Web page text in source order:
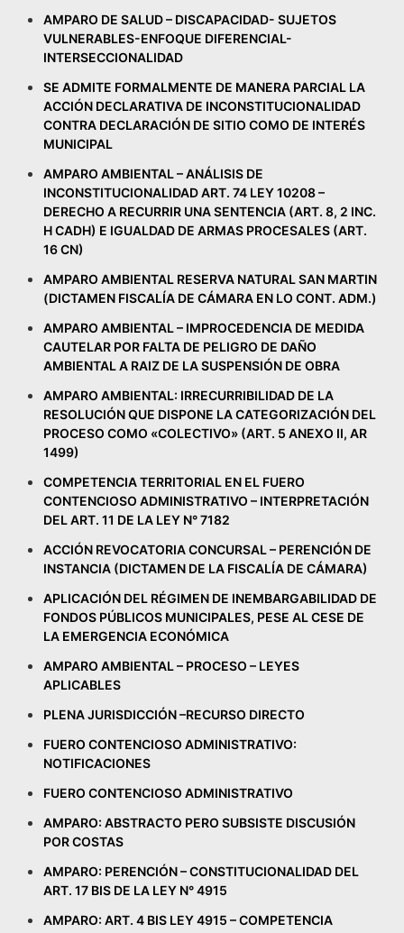
AMPARO DE SALUD – DISCAPACIDAD- SUJETOS
VULNERABLES-ENFOQUE DIFERENCIAL-
INTERSECCIONALIDAD
SE ADMITE FORMALMENTE DE MANERA PARCIAL LA
ACCIÓN DECLARATIVA DE INCONSTITUCIONALIDAD
CONTRA DECLARACIÓN DE SITIO COMO DE INTERÉS
MUNICIPAL
AMPARO AMBIENTAL – ANÁLISIS DE
INCONSTITUCIONALIDAD ART. 74 LEY 10208 –
DERECHO A RECURRIR UNA SENTENCIA (ART. 8, 2 INC.
H CADH) E IGUALDAD DE ARMAS PROCESALES (ART.
16 CN)
AMPARO AMBIENTAL RESERVA NATURAL SAN MARTIN
(DICTAMEN FISCALÍA DE CÁMARA EN LO CONT. ADM.)
AMPARO AMBIENTAL – IMPROCEDENCIA DE MEDIDA
CAUTELAR POR FALTA DE PELIGRO DE DAÑO
AMBIENTAL A RAIZ DE LA SUSPENSIÓN DE OBRA
AMPARO AMBIENTAL: IRRECURRIBILIDAD DE LA
RESOLUCIÓN QUE DISPONE LA CATEGORIZACIÓN DEL
PROCESO COMO «COLECTIVO» (ART. 5 ANEXO II, AR
1499)
COMPETENCIA TERRITORIAL EN EL FUERO
CONTENCIOSO ADMINISTRATIVO – INTERPRETACIÓN
DEL ART. 11 DE LA LEY N° 7182
ACCIÓN REVOCATORIA CONCURSAL – PERENCIÓN DE
INSTANCIA (DICTAMEN DE LA FISCALÍA DE CÁMARA)
APLICACIÓN DEL RÉGIMEN DE INEMBARGABILIDAD DE
FONDOS PÚBLICOS MUNICIPALES, PESE AL CESE DE
LA EMERGENCIA ECONÓMICA
AMPARO AMBIENTAL – PROCESO – LEYES
APLICABLES
PLENA JURISDICCIÓN –RECURSO DIRECTO
FUERO CONTENCIOSO ADMINISTRATIVO:
NOTIFICACIONES
FUERO CONTENCIOSO ADMINISTRATIVO
AMPARO: ABSTRACTO PERO SUBSISTE DISCUSIÓN
POR COSTAS
AMPARO: PERENCIÓN – CONSTITUCIONALIDAD DEL
ART. 17 BIS DE LA LEY N° 4915
AMPARO: ART. 4 BIS LEY 4915 – COMPETENCIA